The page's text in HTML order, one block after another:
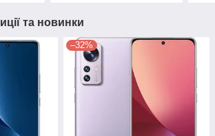
та новинки
–32%